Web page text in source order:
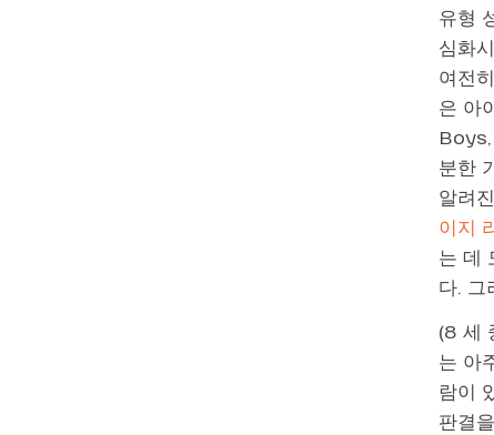
유형
심화
여전
은 아
분한
알려
이지
는 데
다. 그
(8 세
는 아
람이
판결